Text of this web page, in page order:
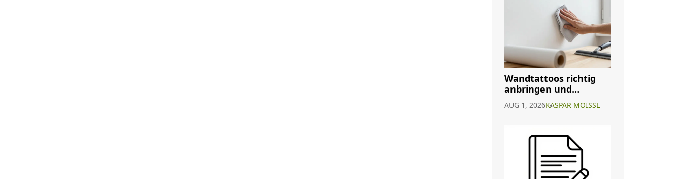
Wandtattoos richtig
anbringen und
Anleitung
AUG 1, 2026KASPAR MOISSL